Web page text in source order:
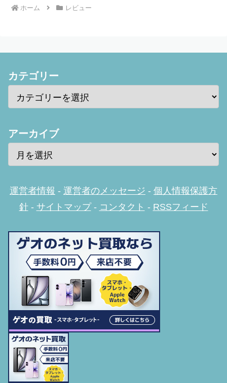
ホーム レビュー
カテゴリー
アーカイブ
運営者情報 - 運営者のメッセージ - 個人情報保護方
針- サイトマップ- コンタクト - RSSフィード